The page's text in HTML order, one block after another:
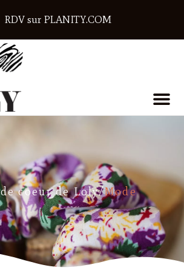
RDV sur PLANITY.COM
coeur de Loly/Mode